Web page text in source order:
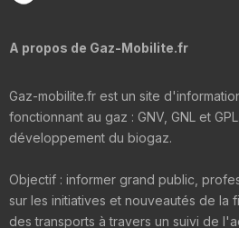
A propos de Gaz-Mobilite.fr
Gaz-mobilite.fr est un site
fonctionnant au gaz : GNV, GNL et
développement du biogaz.
Objectif : informer grand public,
sur les initiatives et nouveautés de la
des transports à travers un suivi de